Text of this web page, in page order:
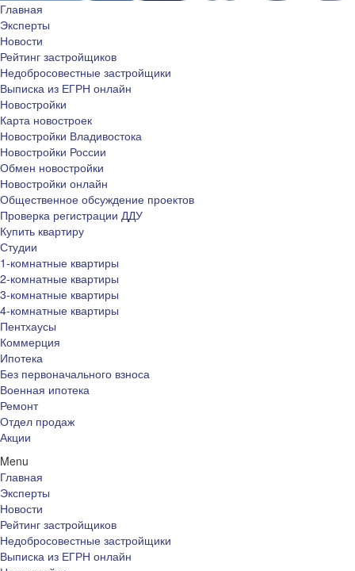
Главная
Эксперты
Новости
Рейтинг застройщиков
Недобросовестные застройщики
Выписка из ЕГРН онлайн
Новостройки
Карта новостроек
Новостройки Владивостока
Новостройки России
Обмен новостройки
Новостройки онлайн
Общественное обсуждение проектов
Проверка регистрации ДДУ
Купить квартиру
Студии
1-комнатные квартиры
2-комнатные квартиры
3-комнатные квартиры
4-комнатные квартиры
Пентхаусы
Коммерция
Ипотека
Без первоначального взноса
Военная ипотека
Ремонт
Отдел продаж
Акции
Menu
Главная
Эксперты
Новости
Рейтинг застройщиков
Недобросовестные застройщики
Выписка из ЕГРН онлайн